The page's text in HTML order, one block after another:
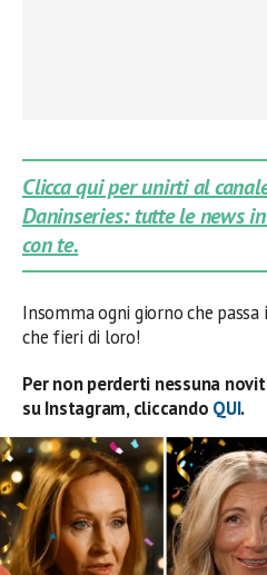
Clicca qui per unirti al
Daninseries: tutte le news
con te.
Insomma ogni giorno che passa i
che fieri di loro!
Per non perderti nessuna
su Instagram, cliccando QUI.